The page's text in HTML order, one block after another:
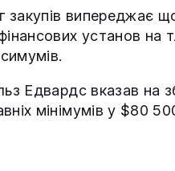
закупів випереджає
установ на
Едвардс вказав на
мінімумів у $80